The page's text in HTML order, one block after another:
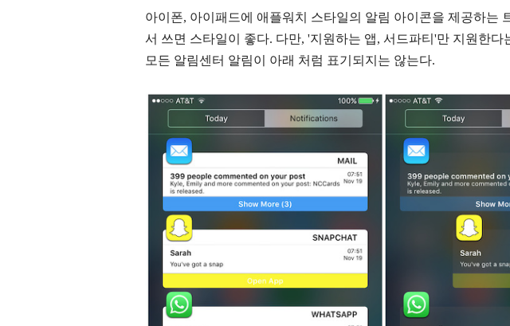
아이폰, 아이패드에 애플워치 스타일의 알림 아이콘을 제공하는
서 쓰면 스타일이 좋다. 다만, '지원하는 앱, 서드파티'만 지원한다
모든 알림센터 알림이 아래 처럼 표기되지는 않는다.